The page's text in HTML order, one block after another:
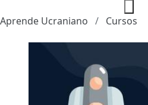
Aprende Ucraniano Cursos